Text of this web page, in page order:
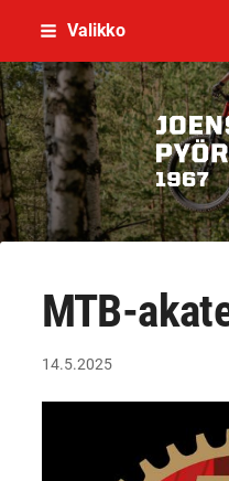
Siirry
sisältöön
Valikko
MTB-
14.5.2025